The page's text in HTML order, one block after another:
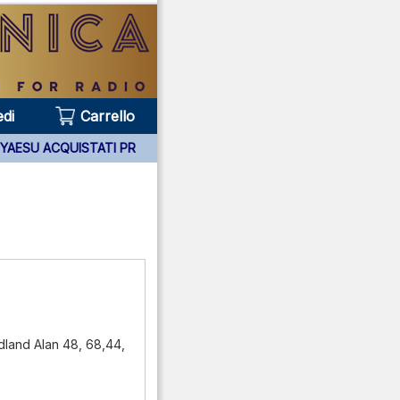
Carrello
YAESU ACQUISTATI PRESSO DI NOI ***
Alan 48, 68,44,